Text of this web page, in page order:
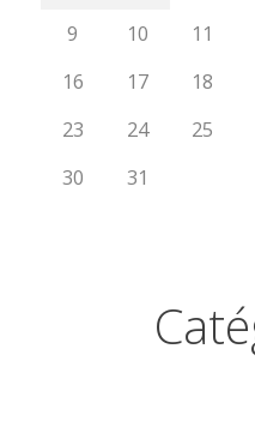
9
10 11
16
17 18
23
24 25
30
31